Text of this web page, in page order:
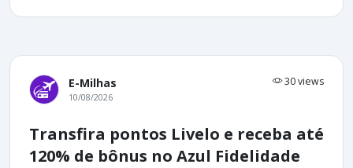
E-Milhas 30 views
10/08/2026
Transfira pontos Livelo e receba até
120% de bônus no Azul Fidelidade